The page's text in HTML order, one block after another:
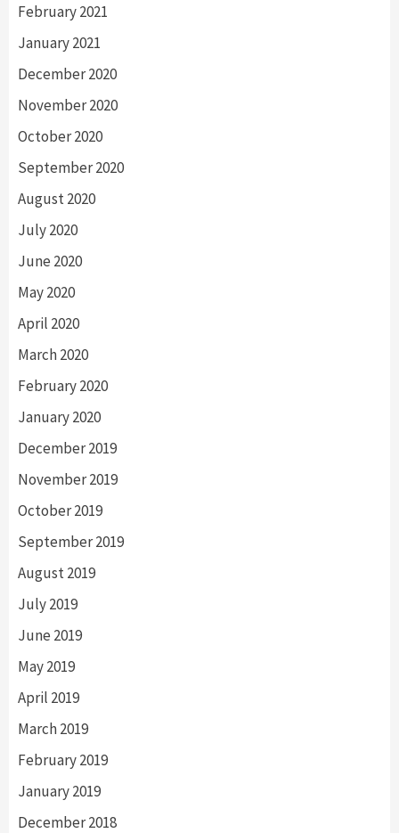
February 2021
January 2021
December 2020
November 2020
October 2020
September 2020
August 2020
July 2020
June 2020
May 2020
April 2020
March 2020
February 2020
January 2020
December 2019
November 2019
October 2019
September 2019
August 2019
July 2019
June 2019
May 2019
April 2019
March 2019
February 2019
January 2019
December 2018